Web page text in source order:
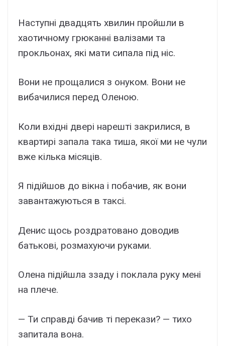
Наступні двадцять хвилин пройшли в
хаотичному грюканні валізами та
прокльонах, які мати сипала під ніс.
Вони не прощалися з онуком. Вони не
вибачилися перед Оленою.
Коли вхідні двері нарешті закрилися, в
квартирі запала така тиша, якої ми не чули
вже кілька місяців.
Я підійшов до вікна і побачив, як вони
завантажуються в таксі.
Денис щось роздратовано доводив
батькові, розмахуючи руками.
Олена підійшла ззаду і поклала руку мені
на плече.
— Ти справді бачив ті перекази? — тихо
запитала вона.